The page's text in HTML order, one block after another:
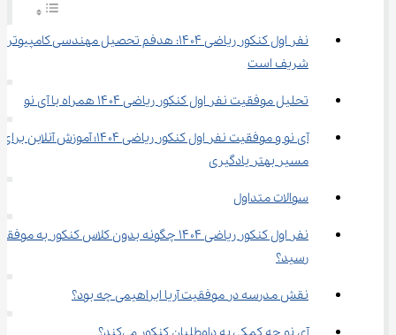
نفر اول کنکور ریاضی ۱۴۰۴: هدفم تحصیل مهندسی
شریف است
تحلیل موفقیت نفر اول کنکور ریاضی ۱۴۰۴ همراه با آی نو
آی نو و موفقیت نفر اول کنکور ریاضی ۱۴۰۴؛ آموزش آنلاین برای
مسیر بهتر یادگیری
سوالات متداول
نفر اول کنکور ریاضی ۱۴۰۴ چگونه بدون کلاس کنکور به
رسید؟
نقش مدرسه در موفقیت آریا ابراهیمی چه بود؟